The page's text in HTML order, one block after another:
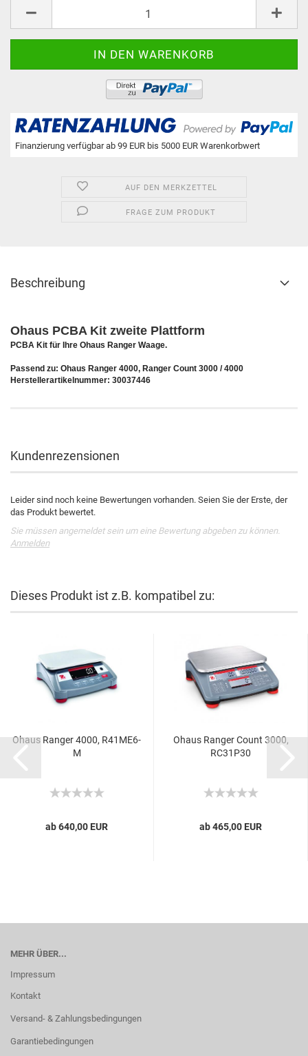
Finanzierung verfügbar ab 99 EUR bis 5000 EUR Warenkorbwert
AUF DEN MERKZETTEL
FRAGE ZUM PRODUKT
Beschreibung
Ohaus PCBA Kit zweite Plattform
PCBA Kit für Ihre Ohaus Ranger Waage.
Passend zu: Ohaus Ranger 4000, Ranger Count 3000 / 4000
Herstellerartikelnummer: 30037446
Kundenrezensionen
Leider sind noch keine Bewertungen vorhanden. Seien Sie der Erste, der
das Produkt bewertet.
Sie müssen angemeldet sein um eine Bewertung abgeben zu können.
Anmelden
Dieses Produkt ist z.B. kompatibel zu:
Ohaus Ranger 4000, R41ME6-
M
ab 640,00 EUR
Ohaus Ranger Count 3000,
RC31P30
ab 465,00 EUR
MEHR ÜBER...
Impressum
Kontakt
Versand- & Zahlungsbedingungen
Garantiebedingungen